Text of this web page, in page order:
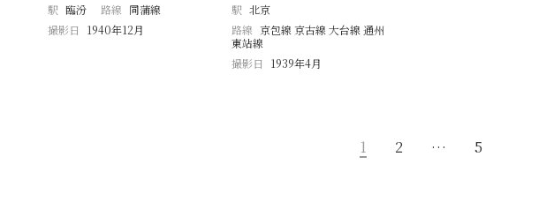
駅 臨汾 路線 同蒲線
撮影日
1940年12月
駅 北京
路線 京包線 京古線 大台線 通州
東站線
撮影日
1939年4月
1 2 … 5